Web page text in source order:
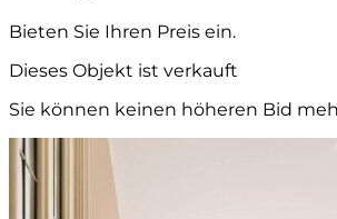
Bieten Sie Ihren Preis ein.
Dieses Objekt ist verkauft
Sie können keinen höheren Bid